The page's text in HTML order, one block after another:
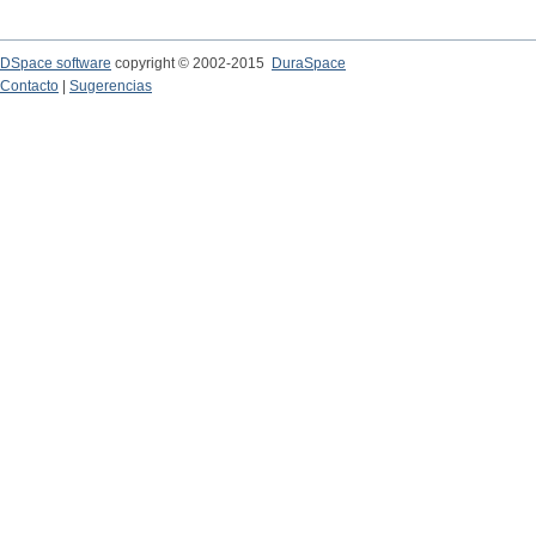
DSpace software copyright © 2002-2015
DuraSpace
Contacto
Sugerencias